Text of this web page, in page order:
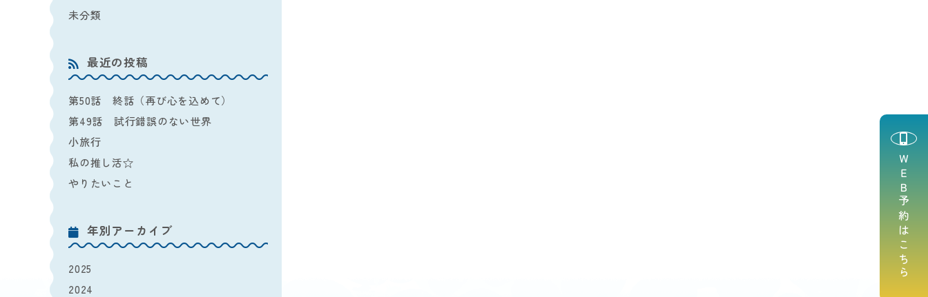
ＷＥＢ予約はこちら
未分類
最近の投稿
第50話 終話（再び心を込めて）
第49話 試行錯誤のない世界
小旅行
私の推し活☆
やりたいこと
年別アーカイブ
2025
2024